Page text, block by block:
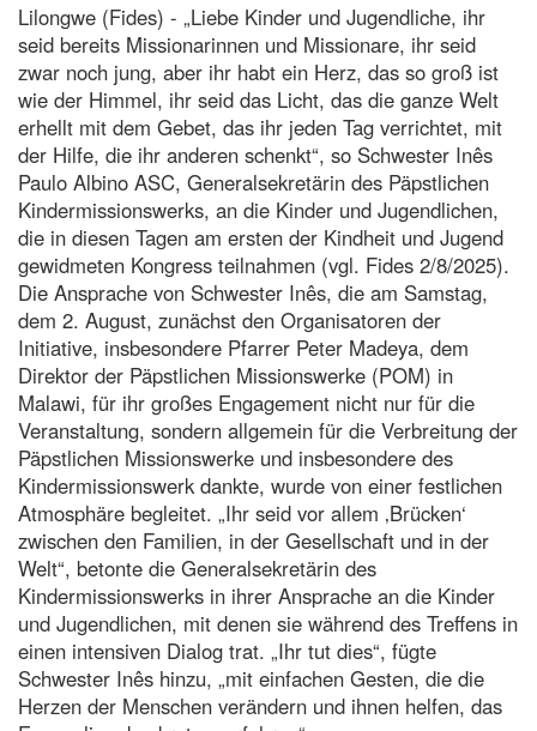
Lilongwe (Fides) - „Liebe Kinder und Jugendliche, ihr
seid bereits Missionarinnen und Missionare, ihr seid
zwar noch jung, aber ihr habt ein Herz, das so groß ist
wie der Himmel, ihr seid das Licht, das die ganze Welt
erhellt mit dem Gebet, das ihr jeden Tag verrichtet, mit
der Hilfe, die ihr anderen schenkt“, so Schwester Inês
Paulo Albino ASC, Generalsekretärin des Päpstlichen
Kindermissionswerks, an die Kinder und Jugendlichen,
die in diesen Tagen am ersten der Kindheit und Jugend
gewidmeten Kongress teilnahmen (vgl. Fides 2/8/2025).
Die Ansprache von Schwester Inês, die am Samstag,
dem 2. August, zunächst den Organisatoren der
Initiative, insbesondere Pfarrer Peter Madeya, dem
Direktor der Päpstlichen Missionswerke (POM) in
Malawi, für ihr großes Engagement nicht nur für die
Veranstaltung, sondern allgemein für die Verbreitung der
Päpstlichen Missionswerke und insbesondere des
Kindermissionswerk dankte, wurde von einer festlichen
Atmosphäre begleitet. „Ihr seid vor allem ‚Brücken‘
zwischen den Familien, in der Gesellschaft und in der
Welt“, betonte die Generalsekretärin des
Kindermissionswerks in ihrer Ansprache an die Kinder
und Jugendlichen, mit denen sie während des Treffens in
einen intensiven Dialog trat. „Ihr tut dies“, fügte
Schwester Inês hinzu, „mit einfachen Gesten, die die
Herzen der Menschen verändern und ihnen helfen, das